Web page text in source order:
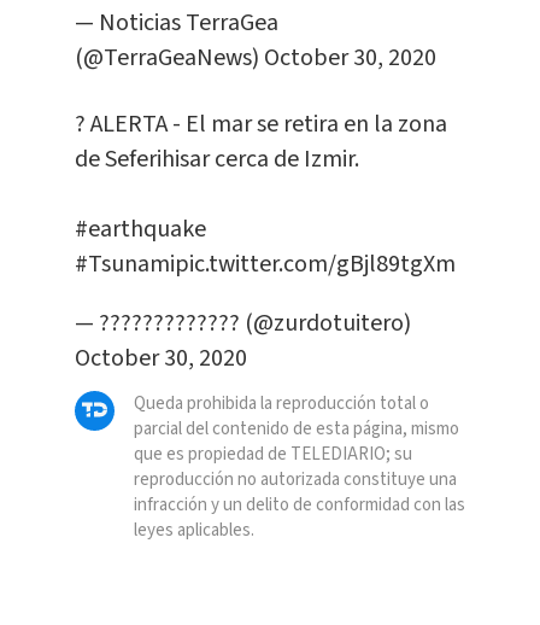
— Noticias TerraGea
(@TerraGeaNews) October 30, 2020
? ALERTA - El mar se retira en la zona
de Seferihisar cerca de Izmir.
#earthquake
#Tsunamipic.twitter.com/gBjl89tgXm
— ????????????? (@zurdotuitero)
October 30, 2020
Queda prohibida la reproducción total o
parcial del contenido de esta página, mismo
que es propiedad de TELEDIARIO; su
reproducción no autorizada constituye una
infracción y un delito de conformidad con las
leyes aplicables.